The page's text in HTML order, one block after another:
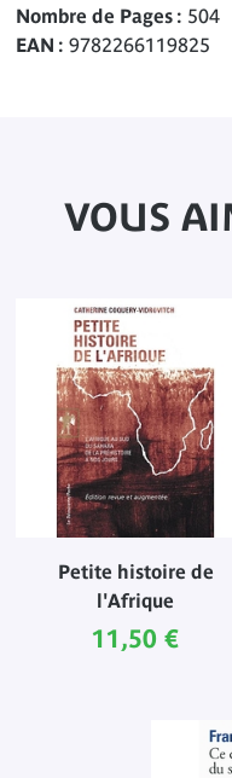
Nombre de Pages
504
EAN
9782266119825
VOUS
Petite histoire de
l'Afrique
Prix ​​actuel
11,50 €